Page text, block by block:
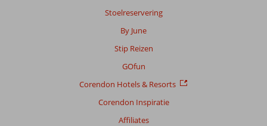
Stoelreservering
By June
Stip Reizen
GOfun
Corendon Hotels & Resorts
Corendon Inspiratie
Affiliates